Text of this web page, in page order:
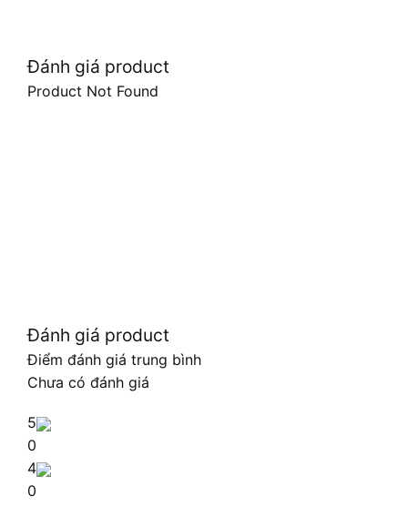
Đánh giá product
Product Not Found
Đánh giá product
Điểm đánh giá trung bình
Chưa có đánh giá
5
0
4
0